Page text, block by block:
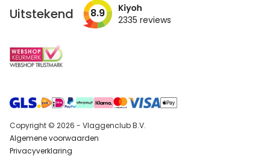
Uitstekend 8.9 2335 reviews
Copyright © 2026 - Vlaggenclub B.V.
Algemene voorwaarden
Privacyverklaring